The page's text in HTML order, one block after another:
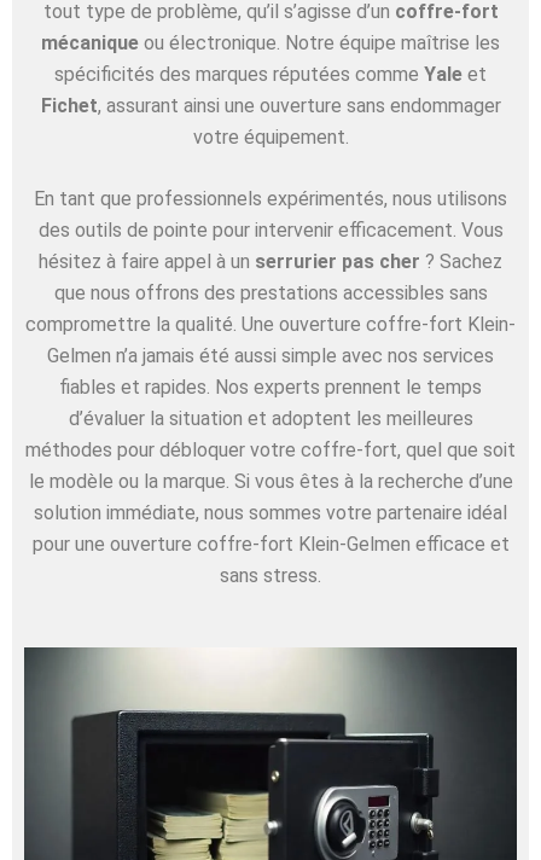
tout type de problème, qu’il s’agisse d’un coffre-fort
mécanique ou électronique. Notre équipe maîtrise les
spécificités des marques réputées comme Yale et
Fichet, assurant ainsi une ouverture sans endommager
votre équipement.
En tant que professionnels expérimentés, nous utilisons
des outils de pointe pour intervenir efficacement. Vous
hésitez à faire appel à un serrurier pas cher ? Sachez
que nous offrons des prestations accessibles sans
compromettre la qualité. Une ouverture coffre-fort Klein-
Gelmen n’a jamais été aussi simple avec nos services
fiables et rapides. Nos experts prennent le temps
d’évaluer la situation et adoptent les meilleures
méthodes pour débloquer votre coffre-fort, quel que soit
le modèle ou la marque. Si vous êtes à la recherche d’une
solution immédiate, nous sommes votre partenaire idéal
pour une ouverture coffre-fort Klein-Gelmen efficace et
sans stress.